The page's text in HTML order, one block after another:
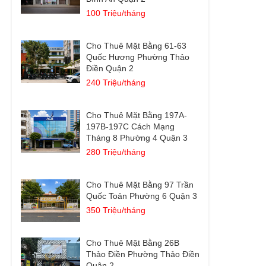
100 Triệu/tháng
Cho Thuê Mặt Bằng 61-63
Quốc Hương Phường Thảo
Điền Quận 2
240 Triệu/tháng
Cho Thuê Mặt Bằng 197A-
197B-197C Cách Mạng
Tháng 8 Phường 4 Quận 3
280 Triệu/tháng
Cho Thuê Mặt Bằng 97 Trần
Quốc Toản Phường 6 Quận 3
350 Triệu/tháng
Cho Thuê Mặt Bằng 26B
Thảo Điền Phường Thảo Điền